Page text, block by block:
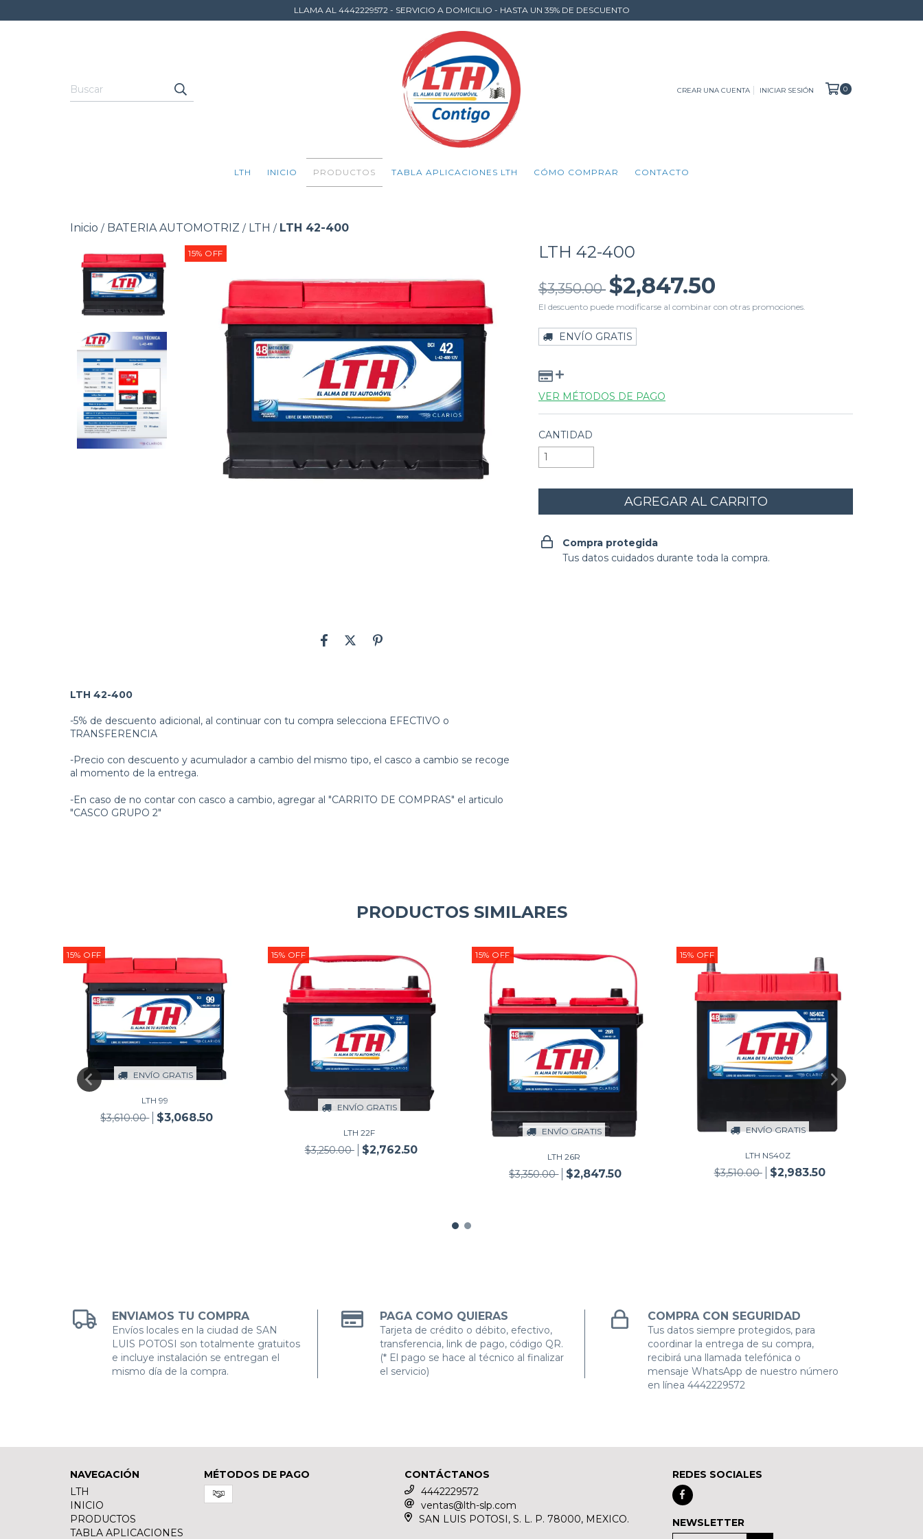
LLAMA AL 4442229572 - SERVICIO A DOMICILIO - HASTA UN 35% DE DESCUENTO
CREAR UNA CUENTA INICIAR SESIÓN 0
LTH INICIO PRODUCTOS TABLA APLICACIONES LTH CÓMO COMPRAR CONTACTO
Inicio / BATERIA AUTOMOTRIZ / LTH / LTH 42-400
15% OFF
LTH 42-400
-5% de descuento adicional, al continuar con tu compra selecciona EFECTIVO o
TRANSFERENCIA
-Precio con descuento y acumulador a cambio del mismo tipo, el casco a cambio se recoge
al momento de la entrega.
-En caso de no contar con casco a cambio, agregar al "CARRITO DE COMPRAS" el articulo
"CASCO GRUPO 2"
LTH 42-400
$3,350.00 $2,847.50
El descuento puede modificarse al combinar con otras promociones.
ENVÍO GRATIS
VER MÉTODOS DE PAGO
CANTIDAD
Compra protegida
Tus datos cuidados durante toda la compra.
PRODUCTOS SIMILARES
15% OFF
ENVÍO GRATIS
LTH 99
$3,610.00 $3,068.50
15% OFF
ENVÍO GRATIS
LTH 22F
$3,250.00 $2,762.50
15% OFF
ENVÍO GRATIS
LTH 26R
$3,350.00 $2,847.50
15% OFF
ENVÍO GRATIS
LTH NS40Z
$3,510.00 $2,983.50
ENVIAMOS TU COMPRA
Envíos locales en la ciudad de SAN
LUIS POTOSI son totalmente gratuitos
e incluye instalación se entregan el
mismo día de la compra.
PAGA COMO QUIERAS
Tarjeta de crédito o débito, efectivo,
transferencia, link de pago, código QR.
(* El pago se hace al técnico al finalizar
el servicio)
COMPRA CON SEGURIDAD
Tus datos siempre protegidos, para
coordinar la entrega de su compra,
recibirá una llamada telefónica o
mensaje WhatsApp de nuestro número
en línea 4442229572
NAVEGACIÓN
LTH
INICIO
PRODUCTOS
TABLA APLICACIONES
MÉTODOS DE PAGO
CONTÁCTANOS
4442229572
ventas@lth-slp.com
SAN LUIS POTOSI, S. L. P. 78000, MEXICO.
REDES SOCIALES
NEWSLETTER